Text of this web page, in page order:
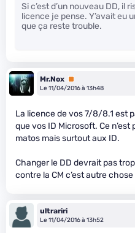
Si c’est d’un nouveau DD, il
licence je pense. Y’avait eu
que ça reste trouble.
Mr.Nox Premium
Le 11/04/2016 à 13h48
La licence de vos 7/8/8.1 est
que vos ID Microsoft. Ce
matos mais surtout aux ID.
Changer le DD devrait pas
contre la CM c’est autre
ultrariri
Le 11/04/2016 à 13h52